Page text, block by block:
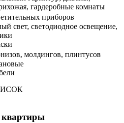
гардеробные комнаты
приборов
свет, светодиодное освещение,
молдингов, плинтусов